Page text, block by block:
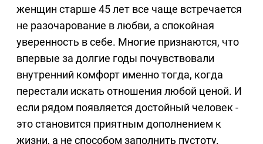
женщин старше 45 лет все чаще встречается
не разочарование в любви, а спокойная
уверенность в себе. Многие признаются, что
впервые за долгие годы почувствовали
внутренний комфорт именно тогда, когда
перестали искать отношения любой ценой. И
если рядом появляется достойный человек -
это становится приятным дополнением к
жизни, а не способом заполнить пустоту.